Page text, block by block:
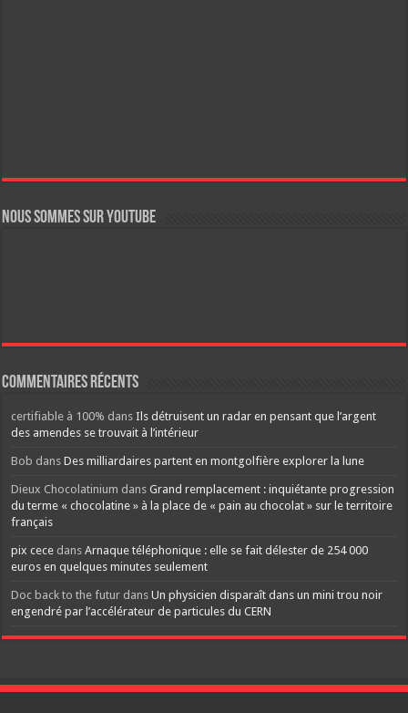
Nous sommes sur YouTube
Commentaires récents
certifiable à 100% dansIls détruisent un radar en pensant que l’argent
des amendes se trouvait à l’intérieur
Bob dansDes milliardaires partent en montgolfière explorer la lune
Dieux Chocolatinium dansGrand remplacement : inquiétante progression
du terme « chocolatine » à la place de « pain au chocolat » sur le territoire
français
pix cece dansArnaque téléphonique : elle se fait délester de 254 000
euros en quelques minutes seulement
Doc back to the futur dansUn physicien disparaît dans un mini trou noir
engendré par l’accélérateur de particules du CERN